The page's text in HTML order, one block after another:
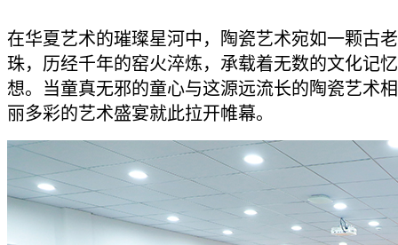
在华夏艺术的璀璨星河中，陶瓷艺术宛如一颗古
珠，历经千年的窑火淬炼，承载着无数的文化记
想。当童真无邪的童心与这源远流长的陶瓷艺术
丽多彩的艺术盛宴就此拉开帷幕。